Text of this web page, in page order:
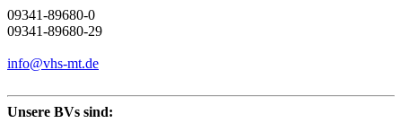
09341-89680-0
09341-89680-29
info@vhs-mt.de
Unsere BVs sind: